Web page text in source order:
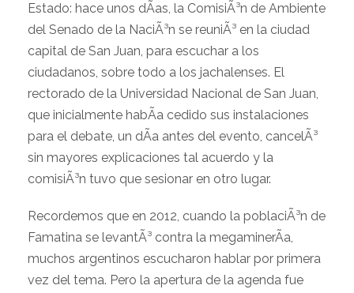
Estado: hace unos dÃ­as, la ComisiÃ³n de Ambiente
del Senado de la NaciÃ³n se reuniÃ³ en la ciudad
capital de San Juan, para escuchar a los
ciudadanos, sobre todo a los jachalenses. El
rectorado de la Universidad Nacional de San Juan,
que inicialmente habÃ­a cedido sus instalaciones
para el debate, un dÃ­a antes del evento, cancelÃ³
sin mayores explicaciones tal acuerdo y la
comisiÃ³n tuvo que sesionar en otro lugar.
Recordemos que en 2012, cuando la poblaciÃ³n de
Famatina se levantÃ³ contra la megaminerÃ­a,
muchos argentinos escucharon hablar por primera
vez del tema. Pero la apertura de la agenda fue